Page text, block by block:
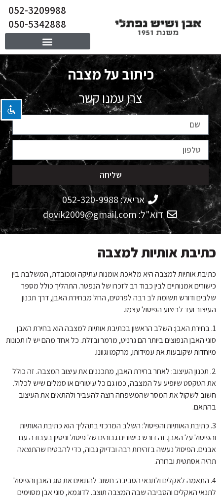
visibility_off השבת את ההבזקים
title סמן כותרות
settings צבע רקע
zoom_out זום (הקטנה)
zoom_in זום (הגדלה)
remove_circle_outline הקטנת גופן
add_circle_outline הגדלת גופן
brightness_high ניגודיות בהירה
brightness_low ניגודיות כהה
format_underlined הוסף קו תחתון לקישורים
את
כל
האפשרויות
052-3209988
050-5342888
כיתוב על מצבה
צרו עמנו קשר
שליחה
אריאל: 052-320-9988
דוא"ל: dovik2009@gmail.com
כתיבת אותיות למצבה
כתיבת אותיות למצבה היא מלאכת אומנות עתיקה ומכובדת, המשלבת בין
כישורים אמנותיים לבין כבוד רב לזכרו של הנפטר. התהליך כולל מספר
שלבים ודורש תשומת לב רבה לפרטים, החל מבחירת האבן, דרך תכנון
העיצוב ועד לביצוע הפיסול עצמו.
1. בחירת האבן: השלב הראשון בכתיבת אותיות למצבה הוא בחירת האבן.
סוגי האבן הנפוצים ביותר הם גרניט, מרמר ובזלת. כל אחד מהם יש לו תכונות
מיוחדות שקובעות את עמידותו, מרקמו וגוונו.
2. תכנון העיצוב: לאחר בחירת האבן, מתכננים את עיצוב המצבה. זה כולל
את הטקסט שיופיע על המצבה, כמו גם כל עיטורים או סמלים שיש לכלול.
חשוב לשקול את המסר שהמשפחה רוצה להעביר ולהתאים את העיצוב
בהתאם.
3. כתיבת האותיות והפיסול: השלב המרכזי בתהליך הוא כתיבת האותיות
והפיסול על האבן. זה דורש כישורים גבוהים של פיסול וניסיון בעבודה עם
אבנים. הפיסול נעשה בזהירות רבה ובדיוק גבוה, כדי להבטיח שהתוצאה
תהיה אסתטית וברורה.
4. התאמה לאקלים ולתנאי הסביבה: חשוב להתאים את סוג האבן והפיסול
לתנאי האקלים והסביבה שבה המצבה תוצב. לדוגמא, סוגי אבן מסוימים